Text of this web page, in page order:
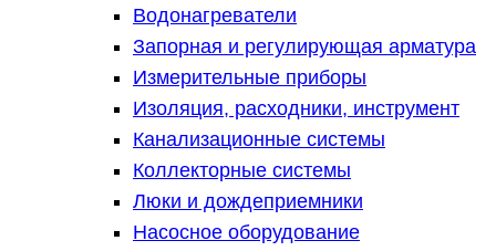
Водонагреватели
Запорная и регулирующая арматура
Измерительные приборы
Изоляция, расходники, инструмент
Канализационные системы
Коллекторные системы
Люки и дождеприемники
Насосное оборудование